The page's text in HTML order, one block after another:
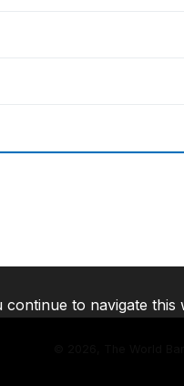
2026, The World
to navigate this